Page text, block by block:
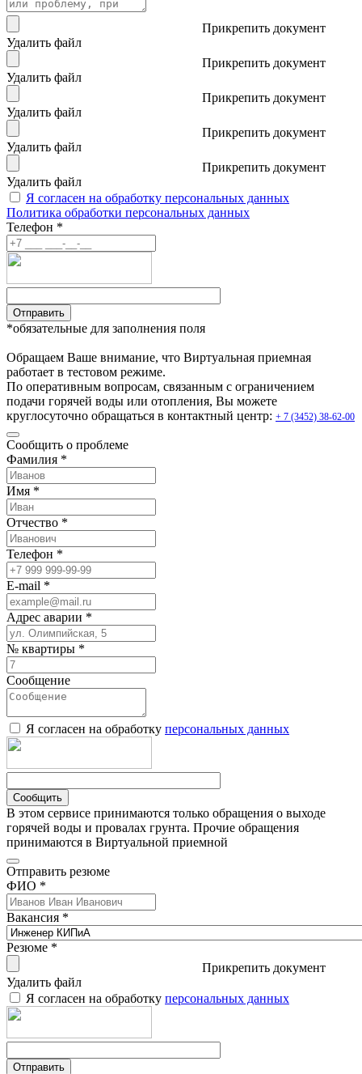
Прикрепить документ
Удалить файл
Прикрепить документ
Удалить файл
Прикрепить документ
Удалить файл
Прикрепить документ
Удалить файл
Прикрепить документ
Удалить файл
Я согласен на обработку персональных данных
Политика обработки персональных данных
Телефон *
Отправить
*обязательные для заполнения поля
Обращаем Ваше внимание, что Виртуальная приемная
работает в тестовом режиме.
По оперативным вопросам, связанным с ограничением
подачи горячей воды или отопления, Вы можете
круглосуточно обращаться в контактный центр: + 7 (3452) 38-62-00
Сообщить о проблеме
Фамилия *
Имя *
Отчество *
Телефон *
E-mail *
Адрес аварии *
№ квартиры *
Сообщение
Я согласен на обработку персональных данных
Сообщить
В этом сервисе принимаются только обращения о выходе
горячей воды и провалах грунта. Прочие обращения
принимаются в Виртуальной приемной
Отправить резюме
ФИО *
Вакансия *
Резюме *
Прикрепить документ
Удалить файл
Я согласен на обработку персональных данных
Отправить